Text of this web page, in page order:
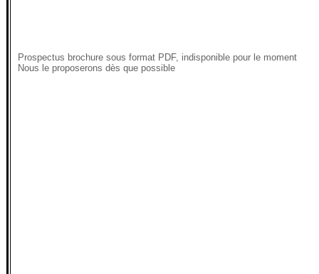
Prospectus brochure sous format PDF, indisponible pour le moment
Nous le proposerons dès que possible